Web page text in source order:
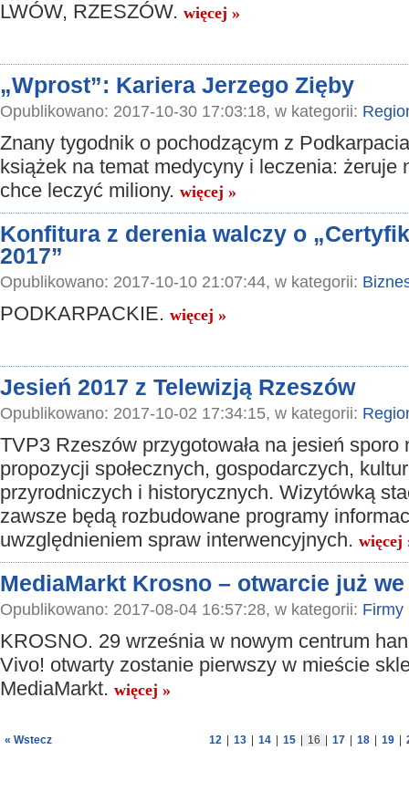
LWÓW, RZESZÓW. więcej »
„Wprost”: Kariera Jerzego Zięby
Opublikowano: 2017-10-30 17:03:18, w kategorii:
Znany tygodnik o pochodzącym z
książek na temat medycyny i leczenia: żeruje
chce leczyć miliony. więcej »
Konfitura z derenia walczy o
2017”
Opublikowano: 2017-10-10 21:07:44, w kategorii:
PODKARPACKIE. więcej »
Jesień 2017 z Telewizją Rzeszów
Opublikowano: 2017-10-02 17:34:15, w kategorii:
TVP3 Rzeszów przygotowała na jesień sporo
propozycji społecznych, gospodarczych,
przyrodniczych i historycznych. Wizytówką
zawsze będą rozbudowane programy
uwzględnieniem spraw interwencyjnych. więcej
MediaMarkt Krosno – otwarcie już
Opublikowano: 2017-08-04 16:57:28, w kategorii: Firmy
KROSNO. 29 września w nowym centrum
Vivo! otwarty zostanie pierwszy w mieście
MediaMarkt. więcej »
« Wstecz 12 13 14 15 16 17 18 19